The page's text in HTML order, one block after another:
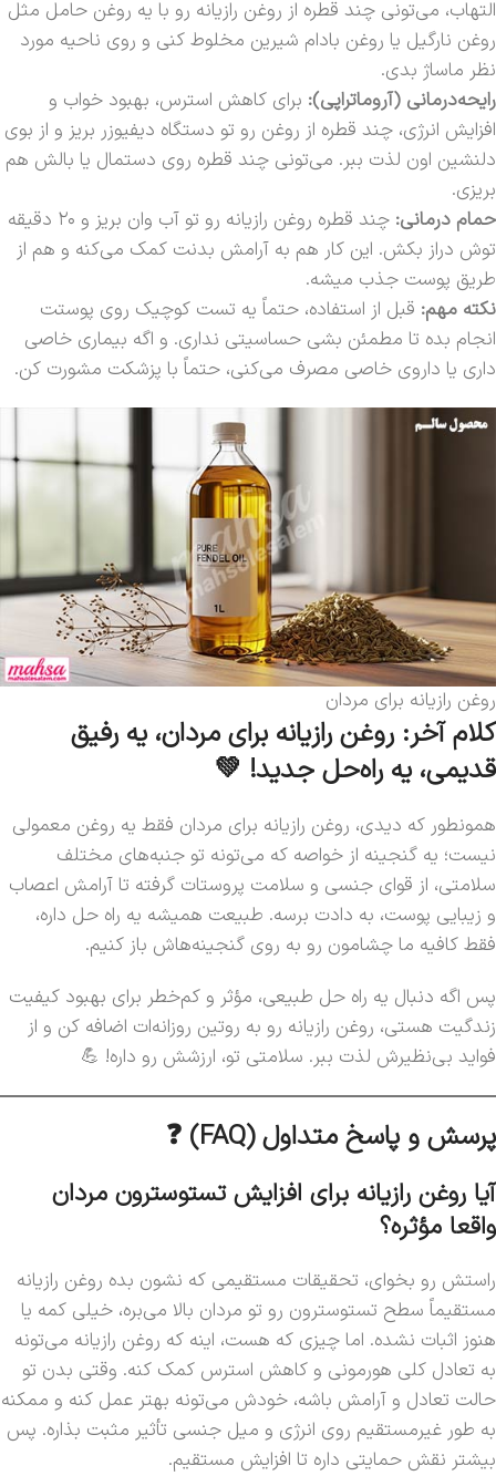
التهاب، می‌تونی چند قطره از روغن رازیانه رو با یه روغن حامل مثل
روغن نارگیل یا روغن بادام شیرین مخلوط کنی و روی ناحیه مورد
نظر ماساژ بدی.
رایحه‌درمانی (آروماتراپی): برای کاهش استرس، بهبود خواب و
افزایش انرژی، چند قطره از روغن رو تو دستگاه دیفیوزر بریز و از بوی
دلنشین اون لذت ببر. می‌تونی چند قطره روی دستمال یا بالش هم
بریزی.
حمام درمانی:
چند قطره روغن رازیانه رو تو آب وان بریز و ۲۰ دقیقه
توش دراز بکش. این کار هم به آرامش بدنت کمک می‌کنه و هم از
طریق پوست جذب میشه.
نکته مهم: قبل از استفاده، حتماً یه تست کوچیک روی پوستت
انجام بده تا مطمئن بشی حساسیتی نداری. و اگه بیماری خاصی
داری یا داروی خاصی مصرف می‌کنی، حتماً با پزشکت مشورت کن.
روغن رازیانه برای مردان
کلام آخر: روغن رازیانه برای مردان، یه رفیق
قدیمی، یه راه‌حل جدید! 💚
همونطور که دیدی، روغن رازیانه برای مردان فقط یه روغن معمولی
نیست؛ یه گنجینه از خواصه که می‌تونه تو جنبه‌های مختلف
سلامتی، از قوای جنسی و سلامت پروستات گرفته تا آرامش اعصاب
و زیبایی پوست، به دادت برسه. طبیعت همیشه یه راه حل داره،
فقط کافیه ما چشامون رو به روی گنجینه‌هاش باز کنیم.
پس اگه دنبال یه راه حل طبیعی، مؤثر و کم‌خطر برای بهبود کیفیت
زندگیت هستی، روغن رازیانه رو به روتین روزانه‌ات اضافه کن و از
فواید بی‌نظیرش لذت ببر. سلامتی تو، ارزشش رو داره! 💪
پرسش و پاسخ متداول (FAQ) ❓
آیا روغن رازیانه برای افزایش تستوسترون مردان
واقعا مؤثره؟
راستش رو بخوای، تحقیقات مستقیمی که نشون بده روغن رازیانه
مستقیماً سطح تستوسترون رو تو مردان بالا می‌بره، خیلی کمه یا
هنوز اثبات نشده. اما چیزی که هست، اینه که روغن رازیانه می‌تونه
به تعادل کلی هورمونی و کاهش استرس کمک کنه. وقتی بدن تو
حالت تعادل و آرامش باشه، خودش می‌تونه بهتر عمل کنه و ممکنه
به طور غیرمستقیم روی انرژی و میل جنسی تأثیر مثبت بذاره. پس
بیشتر نقش حمایتی داره تا افزایش مستقیم.